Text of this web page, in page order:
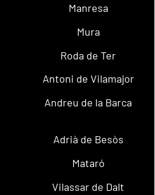
Manresa
Mura
Roda de Ter
Antoni de Vilamajor
Andreu de la Barca
Adrià de Besòs
Mataró
Vilassar de Dalt